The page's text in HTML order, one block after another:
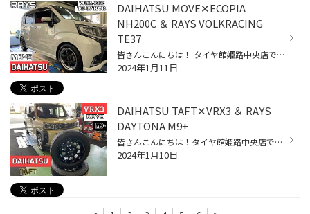
DAIHATSU MOVE✕ECOPIA
NH200C ＆ RAYS VOLKRACING
TE37
皆さんこんにちは！ タイヤ館姫路中央店です♪ 本日はムーヴのタイヤ交換＆ホイールをご紹介致します。 今回ご購入頂いたタイヤはECOPIA NH200Cになります。 ECOPIA NH200Cの詳細はコチラ エコピアはブリヂストンのタイヤです。 新車装着タイヤと同等性能のタイヤで ウエット性能とライフ性能に優れ...
2024年1月11日
DAIHATSU TAFT✕VRX3 ＆ RAYS
DAYTONA M9+
皆さんこんにちは！タイヤ館姫路中央店です！！！ 本日はタフトのスタッドレス装着をご紹介致します（≧∇≦） 今回ご購入頂いたのはBLIZZAK VRX3になります。 BLIZZAK VRX3の詳細はコチラ VRX3はブリヂストンのスタッドレスタイヤになります。 氷上性能、ライフ性能に優れており アイスバーン等でも非...
2024年1月10日